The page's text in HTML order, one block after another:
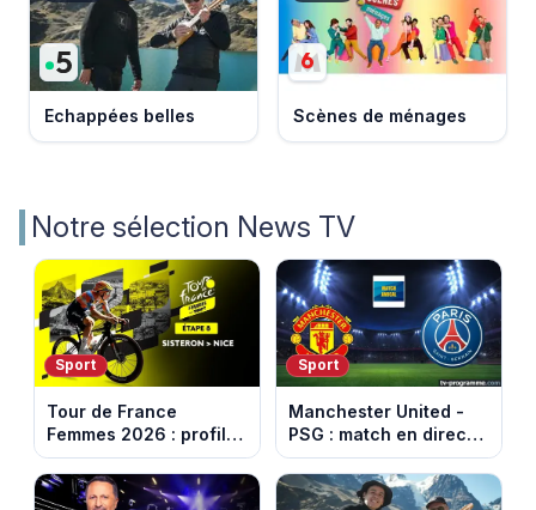
Echappées belles Scènes de ménages
Notre sélection News TV
Sport
Tour de France
Femmes 2026 : profil
et horaires de la 8e
étape entre Sisteron et
Nice
Sport
Manchester United -
PSG : match en direct
sur beIN Sports 1 à
17h00